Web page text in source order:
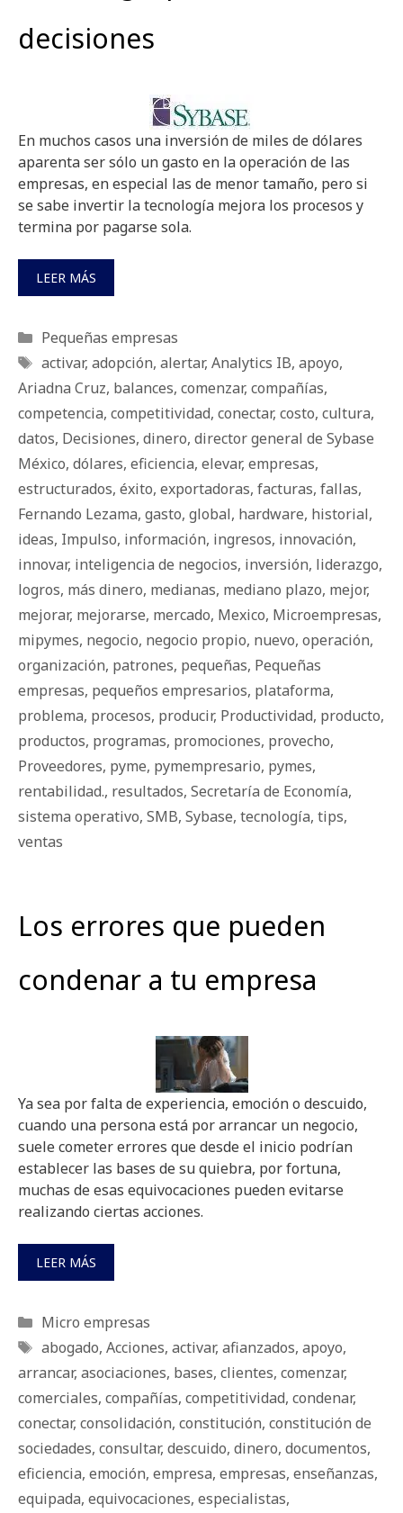
decisiones
En muchos casos una inversión de miles de dólares
aparenta ser sólo un gasto en la operación de las
empresas, en especial las de menor tamaño, pero si
se sabe invertir la tecnología mejora los procesos y
termina por pagarse sola.
LEER MÁS
Categorías
Pequeñas empresas
Etiquetas
activar, adopción, alertar, Analytics IB, apoyo,
Ariadna Cruz, balances, comenzar, compañías,
competencia, competitividad, conectar, costo, cultura,
datos, Decisiones, dinero, director general de Sybase
México, dólares, eficiencia, elevar, empresas,
estructurados, éxito, exportadoras, facturas, fallas,
Fernando Lezama, gasto, global, hardware, historial,
ideas, Impulso, información, ingresos, innovación,
innovar, inteligencia de negocios, inversión, liderazgo,
logros, más dinero, medianas, mediano plazo, mejor,
mejorar, mejorarse, mercado, Mexico, Microempresas,
mipymes, negocio, negocio propio, nuevo, operación,
organización, patrones, pequeñas, Pequeñas
empresas, pequeños empresarios, plataforma,
problema, procesos, producir, Productividad, producto,
productos, programas, promociones, provecho,
Proveedores, pyme, pymempresario, pymes,
rentabilidad., resultados, Secretaría de Economía,
sistema operativo, SMB, Sybase, tecnología, tips,
ventas
Los errores que pueden
condenar a tu empresa
Ya sea por falta de experiencia, emoción o descuido,
cuando una persona está por arrancar un negocio,
suele cometer errores que desde el inicio podrían
establecer las bases de su quiebra, por fortuna,
muchas de esas equivocaciones pueden evitarse
realizando ciertas acciones.
LEER MÁS
Categorías
Micro empresas
Etiquetas
abogado, Acciones, activar, afianzados, apoyo,
arrancar, asociaciones, bases, clientes, comenzar,
comerciales, compañías, competitividad, condenar,
conectar, consolidación, constitución, constitución de
sociedades, consultar, descuido, dinero, documentos,
eficiencia, emoción, empresa, empresas, enseñanzas,
equipada, equivocaciones, especialistas,